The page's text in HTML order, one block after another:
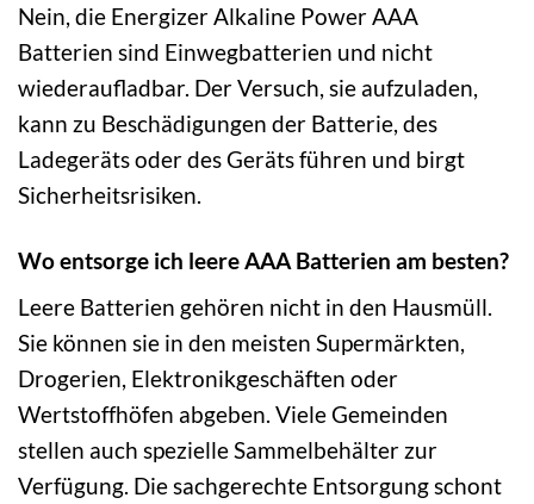
Nein, die Energizer Alkaline Power AAA
Batterien sind Einwegbatterien und nicht
wiederaufladbar. Der Versuch, sie aufzuladen,
kann zu Beschädigungen der Batterie, des
Ladegeräts oder des Geräts führen und birgt
Sicherheitsrisiken.
Wo entsorge ich leere AAA Batterien am besten?
Leere Batterien gehören nicht in den Hausmüll.
Sie können sie in den meisten Supermärkten,
Drogerien, Elektronikgeschäften oder
Wertstoffhöfen abgeben. Viele Gemeinden
stellen auch spezielle Sammelbehälter zur
Verfügung. Die sachgerechte Entsorgung schont